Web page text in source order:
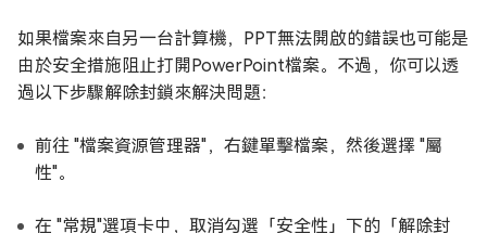
如果檔案來自另一台計算機，PPT無法開啟的錯誤也可能是
由於安全措施阻止打開PowerPoint檔案。不過，你可以透
過以下步驟解除封鎖來解決問題：
前往 "檔案資源管理器"，右鍵單擊檔案，然後選擇 "屬
性"。
在 "常規"選項卡中，取消勾選「安全性」下的「解除封